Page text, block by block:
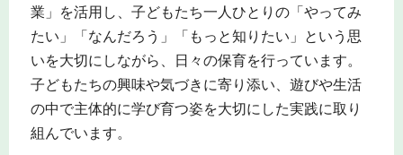
業」を活用し、子どもたち一人ひとりの「やってみ
たい」「なんだろう」「もっと知りたい」という思
いを大切にしながら、日々の保育を行っています。
子どもたちの興味や気づきに寄り添い、遊びや生活
の中で主体的に学び育つ姿を大切にした実践に取り
組んでいます。